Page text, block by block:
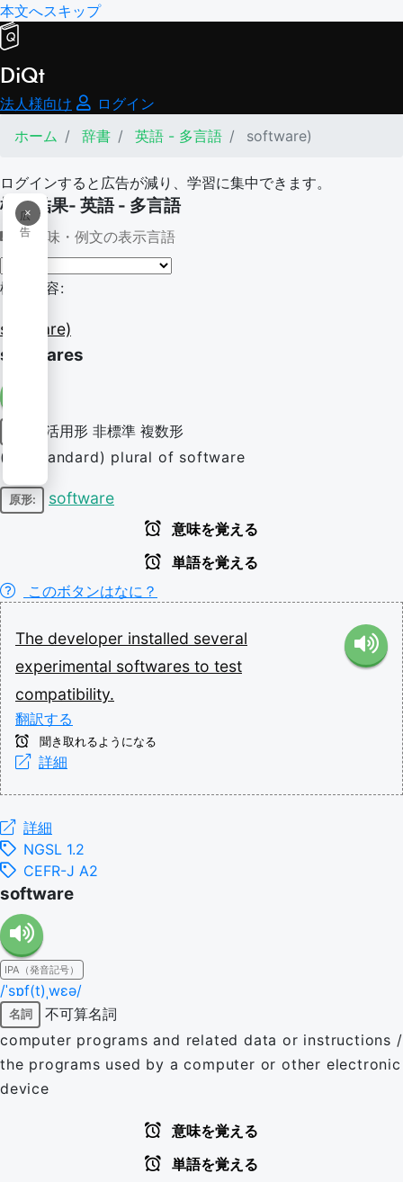
本文へスキップ
DiQt
法人様向け
ログイン
ホーム
辞書 英語 - 多言語 software)
ログインすると広告が減り、学習に集中できます。
×
広
告
検索結果- 英語 - 多言語
意味・例文の表示言語
検索内容:
software)
softwares
活用形 非標準 複数形
(nonstandard) plural of software
原形: software
意味を覚える
単語を覚える
このボタンはなに？
The developer installed several
experimental softwares to test
compatibility.
翻訳する
聞き取れるようになる
詳細
詳細
NGSL 1.2
CEFR-J A2
software
IPA（発音記号）
/ˈsɒf(t)ˌwɛə/
名詞
不可算名詞
computer programs and related data or instructions /
the programs used by a computer or other electronic
device
意味を覚える
単語を覚える